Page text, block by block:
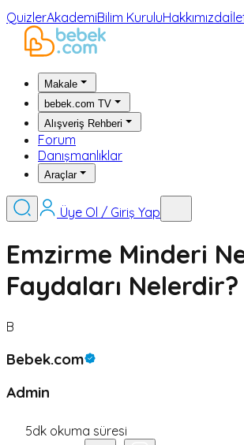
QuizlerAkademiBilim KuruluHakkımızda
Makale
bebek.com TV
Alışveriş Rehberi
Forum
Danışmanlıklar
Araçlar
Üye Ol / Giriş Yap
Emzirme Minderi
Faydaları Nelerdir?
B
Bebek.com
Admin
5dk okuma süresi